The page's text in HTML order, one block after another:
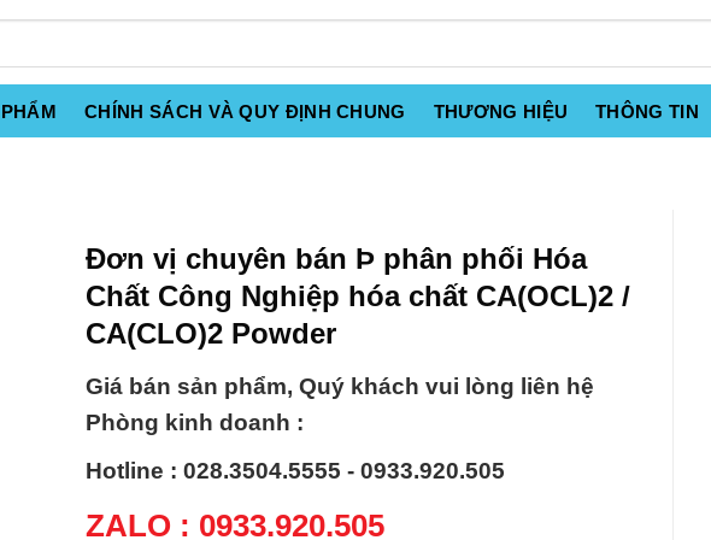
CHÍNH SÁCH VÀ QUY ĐỊNH CHUNG THƯƠNG HIỆU THÔNG TIN
Đơn vị chuyên bán Þ phân phối Hóa
Chất Công Nghiệp hóa chất CA(OCL)2 /
CA(CLO)2 Powder
Giá bán sản phẩm, Quý khách vui lòng liên hệ
Phòng kinh doanh :
Hotline : 028.3504.5555 - 0933.920.505
ZALO : 0933.920.505